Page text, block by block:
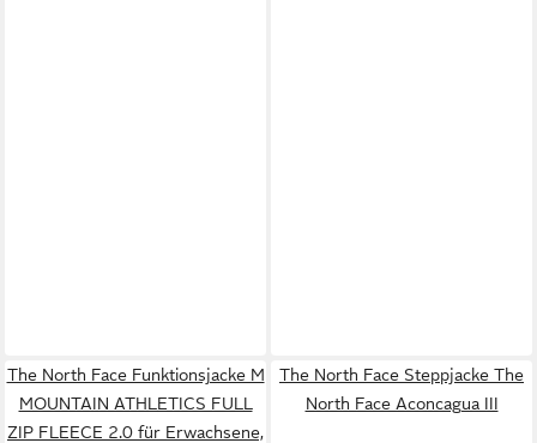
The North Face Funktionsjacke M
MOUNTAIN ATHLETICS FULL
ZIP FLEECE 2.0 für Erwachsene,
The North Face Steppjacke The
North Face Aconcagua III